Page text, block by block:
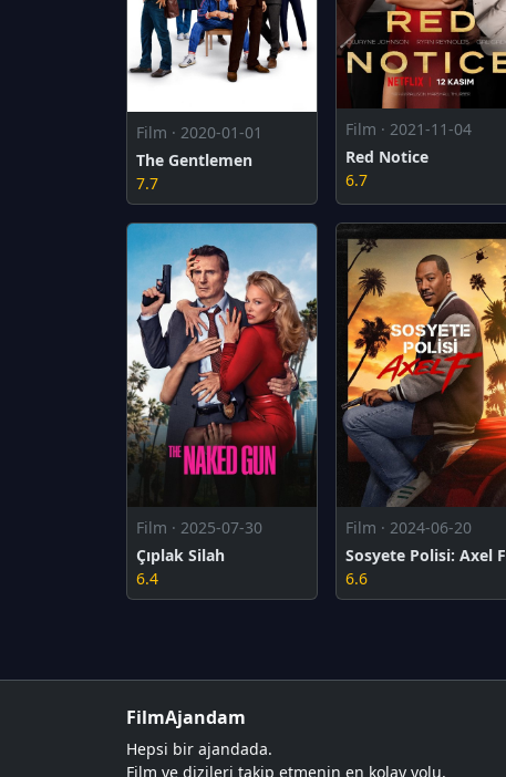
Film · 2020-01-01
The Gentlemen
7.7
Film · 2021-11-04
Red Notice
6.7
Film · 2025-07-30
Çıplak Silah
6.4
Film · 2024-06-20
Sosyete Polisi: Axel F
6.6
FilmAjandam
Hepsi bir ajandada.
Film ve dizileri takip etmenin en kolay yolu.